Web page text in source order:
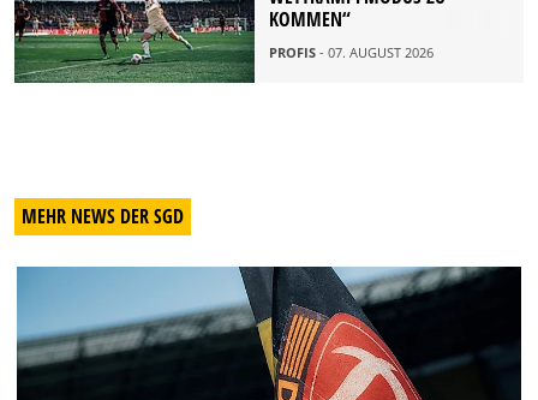
OMMEN“
PROFIS - 07. AUGUST 2026
MEHR NEWS DER SGD